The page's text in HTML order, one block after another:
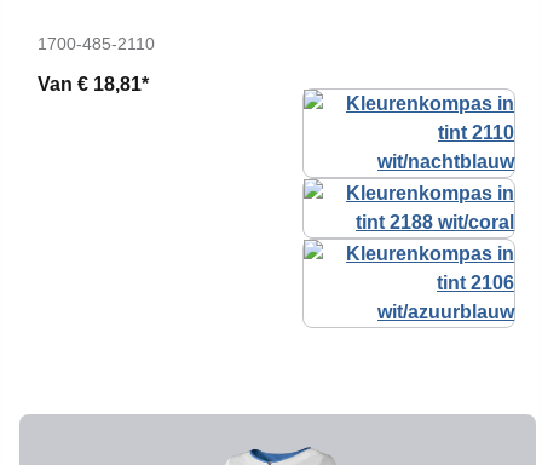
1700-485-2110
Van € 18,81*